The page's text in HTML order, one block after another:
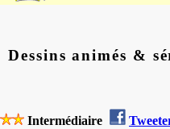
Dessins animés &
Intermédiaire